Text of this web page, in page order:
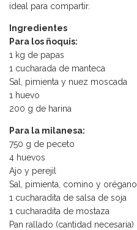
ideal para compartir.
Ingredientes
Para los ñoquis:
1 kg de papas
1 cucharada de manteca
Sal, pimienta y nuez moscada
1 huevo
200 g de harina
Para la milanesa:
750 g de peceto
4 huevos
Ajo y perejil
Sal, pimienta, comino y orégano
1 cucharadita de salsa de soja
1 cucharadita de mostaza
Pan rallado (cantidad necesaria)